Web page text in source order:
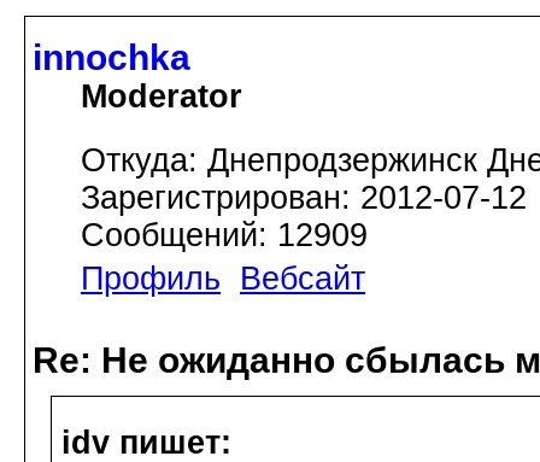
innochka
Moderator
Откуда: Днепродзержинск
Зарегистрирован: 2012-07-12
Сообщений: 12909
Профиль
Вебсайт
Re: Не ожиданно сбылась
idv пишет: